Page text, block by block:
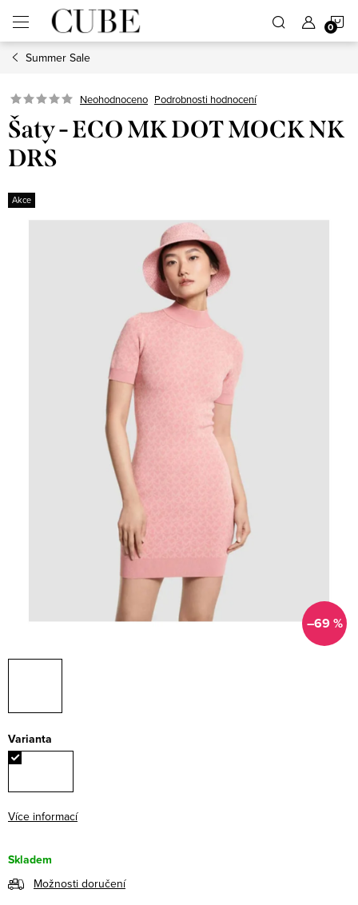
obsah
Summer Sale
Neohodnoceno Podrobnosti hodnocení
Šaty - ECO MK DOT MOCK NK
DRS
Akce
–69 %
Varianta
Více informací
Skladem
Možnosti doručení